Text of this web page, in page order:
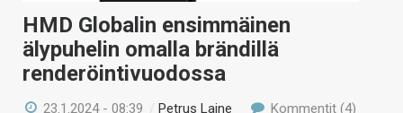
HMD Globalin ensimmäinen
älypuhelin omalla brändillä
renderöintivuodossa
23.1.2024 - 08:39 /Petrus Laine Kommentit (4)